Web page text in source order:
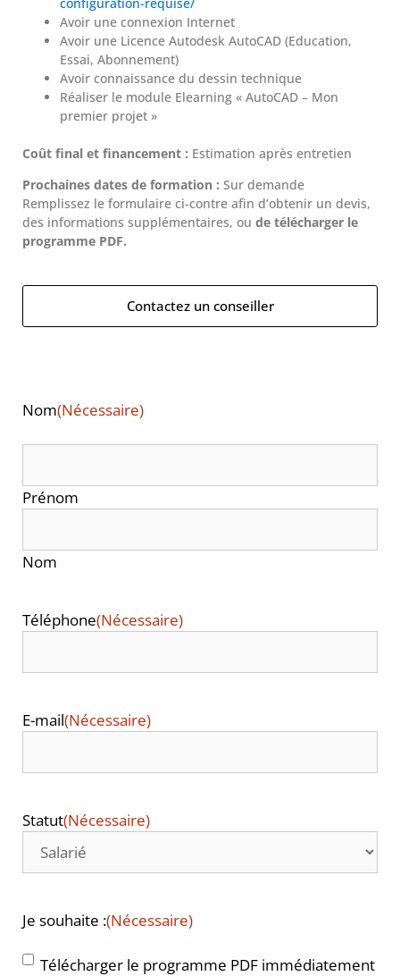
Avoir une connexion Internet
Avoir une Licence Autodesk AutoCAD (Education,
Essai, Abonnement)
Avoir connaissance du dessin technique
Réaliser le module Elearning « AutoCAD – Mon
premier projet »
Coût final et financement : Estimation après entretien
Prochaines dates de formation : Sur demande
Remplissez le formulaire ci-contre afin d’obtenir un devis,
des informations supplémentaires, ou de télécharger le
programme PDF.
Contactez un conseiller
Nom(Nécessaire)
Prénom
Nom
Téléphone(Nécessaire)
E-mail(Nécessaire)
Statut(Nécessaire)
Je souhaite :(Nécessaire)
Télécharger le programme PDF immédiatement